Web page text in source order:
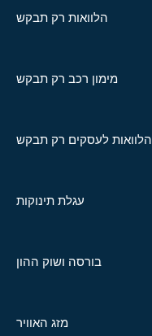
הלוואות רק תבקש
מימון רכב רק תבקש
הלוואות לעסקים רק תבקש
עגלת תינוקות
בורסה ושוק ההון
מזג האוויר